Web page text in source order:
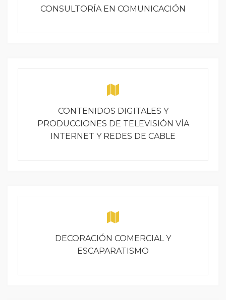
CONSULTORÍA EN COMUNICACIÓN
CONTENIDOS DIGITALES Y
PRODUCCIONES DE TELEVISIÓN VÍA
INTERNET Y REDES DE CABLE
DECORACIÓN COMERCIAL Y
ESCAPARATISMO